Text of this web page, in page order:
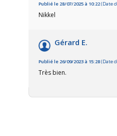
Publié le 28/07/2025 à 10:22(Date
Nikkel
Gérard E.
Publié le 26/09/2023 à 15:28(Date
Très bien.